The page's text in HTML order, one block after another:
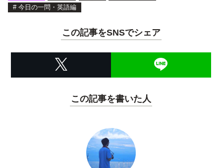
# 今日の一問・英語編
この記事をSNSでシェア
この記事を書いた人